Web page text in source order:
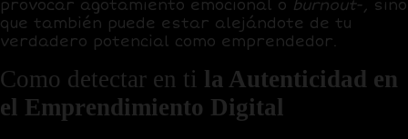
provocar agotamiento emocional o burnout-, sino
que también puede estar alejándote de tu
verdadero potencial como emprendedor.
Como detectar en ti la Autenticidad en
el Emprendimiento Digital